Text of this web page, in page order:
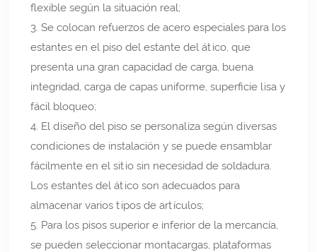
flexible según la situación real;
3. Se colocan refuerzos de acero especiales para los
estantes en el piso del estante del ático, que
presenta una gran capacidad de carga, buena
integridad, carga de capas uniforme, superficie lisa y
fácil bloqueo;
4. El diseño del piso se personaliza según diversas
condiciones de instalación y se puede ensamblar
fácilmente en el sitio sin necesidad de soldadura.
Los estantes del ático son adecuados para
almacenar varios tipos de artículos;
5. Para los pisos superior e inferior de la mercancía,
se pueden seleccionar montacargas, plataformas